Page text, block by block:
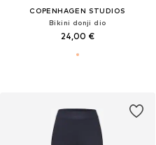
COPENHAGEN STUDIOS
Bikini donji dio
24,00 €